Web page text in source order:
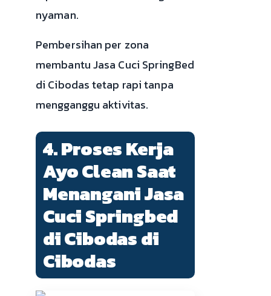
nyaman.
Pembersihan per zona
membantu Jasa Cuci SpringBed
di Cibodas tetap rapi tanpa
mengganggu aktivitas.
4. Proses Kerja
Ayo Clean Saat
Menangani Jasa
Cuci Springbed
di Cibodas di
Cibodas